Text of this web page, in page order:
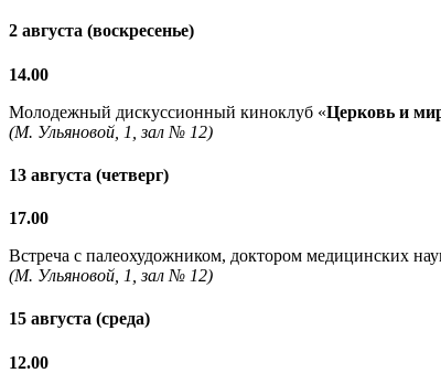
2 августа (воскресенье)
14.00
Молодежный дискуссионный киноклуб «Церковь и
(М. Ульяновой, 1, зал № 12)
13 августа (четверг)
17.00
Встреча с палеохудожником, доктором медицинских
(М. Ульяновой, 1, зал № 12)
15 августа (среда)
12.00